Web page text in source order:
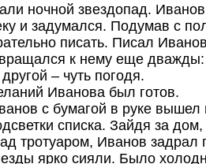
ночной звездопад.
и задумался. Подумав с
писать. Писал
к нему еще
– чуть погодя.
Иванова был готов.
с бумагой в руке вышел
списка. Зайдя за
тротуаром, Иванов задрал
ярко сияли. Было